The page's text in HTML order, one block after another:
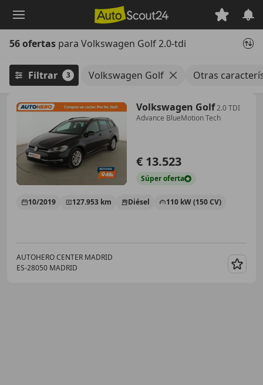
principal
56 ofertas para Volkswagen Golf 2.0-tdi
Filtrar 3 Volkswagen Golf Otras
Volkswagen Golf2.0 TDI
Advance BlueMotion Tech
€ 13.523
Súperoferta
10/2019 127.953 km Diésel 110 kW (150 CV)
AUTOHERO CENTER MADRID
ES-28050 MADRID